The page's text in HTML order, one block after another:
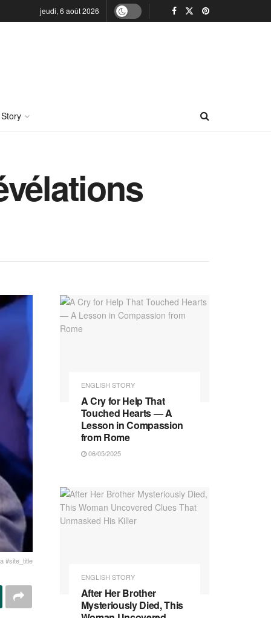
jeudi, 6 août 2026
#site_title
ENGLISH STORY
A Cry for Help That
Touched Hearts — A
Lesson in Compassion
from Rome
06/05/2025
ENGLISH STORY
After Her Brother
Mysteriously Died, This